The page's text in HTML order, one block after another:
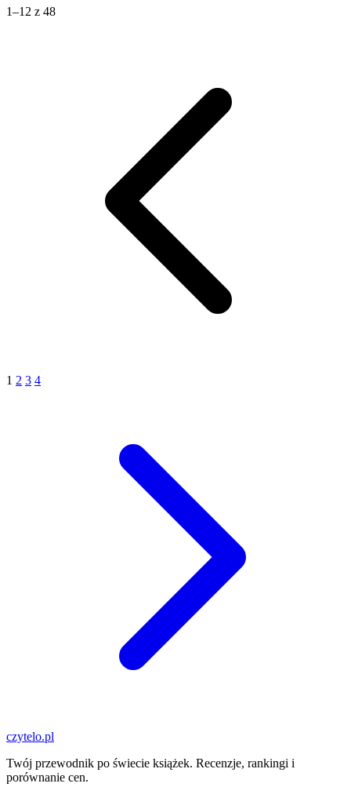
1–12 z 48
1 2 3 4
czytelo.pl
Twój przewodnik po świecie książek. Recenzje, rankingi i
porównanie cen.